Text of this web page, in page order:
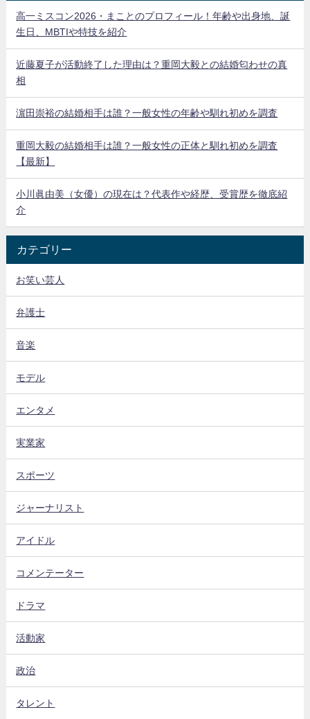
高一ミスコン2026・まことのプロフィール！年齢や出身地、誕
生日、MBTIや特技を紹介
近藤夏子が活動終了した理由は？重岡大毅との結婚匂わせの真
相
濵田崇裕の結婚相手は誰？一般女性の年齢や馴れ初めを調査
重岡大毅の結婚相手は誰？一般女性の正体と馴れ初めを調査
【最新】
小川眞由美（女優）の現在は？代表作や経歴、受賞歴を徹底紹
介
カテゴリー
お笑い芸人
弁護士
音楽
モデル
エンタメ
実業家
スポーツ
ジャーナリスト
アイドル
コメンテーター
ドラマ
活動家
政治
タレント